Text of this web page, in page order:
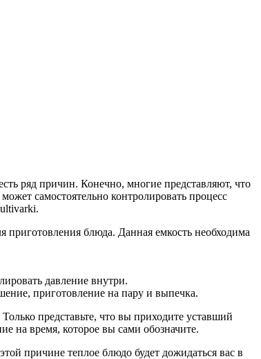
ряд причин. Конечно, многие представляют, что
самостоятельно контролировать процесс
приготовления блюда. Данная емкость необходима
давление внутри.
приготовление на пару и выпечка.
представьте, что вы приходите уставший
на время, которое вы сами обозначите.
причине теплое блюдо будет дожидаться вас в